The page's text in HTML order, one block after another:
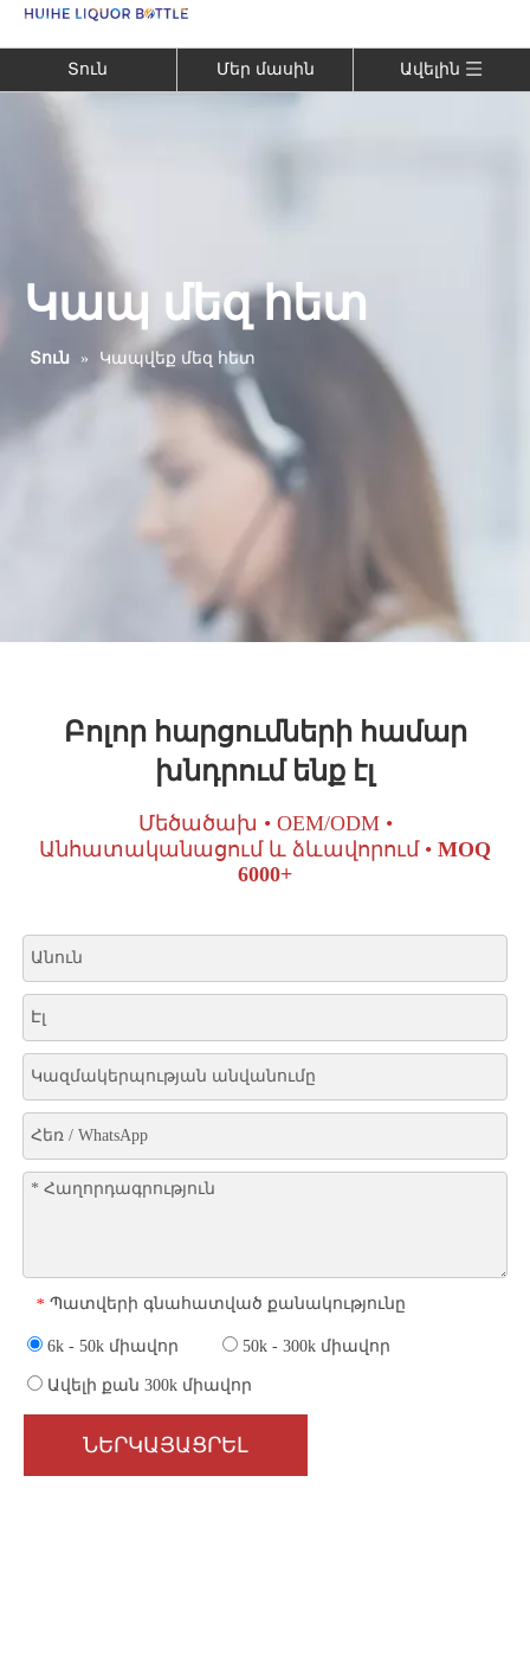
Տուն Մեր մասին Ավելին
Կապ մեզ հետ
Տուն » Կապվեք մեզ հետ
Բոլոր հարցումների համար
խնդրում ենք էլ
Մեծածախ • OEM/ODM •
Անհատականացում և ձևավորում • MOQ
6000+
* Պատվերի գնահատված քանակությունը
6k - 50k միավոր 50k - 300k միավոր
Ավելի քան 300k միավոր
ՆԵՐԿԱՅԱՑՐԵԼ